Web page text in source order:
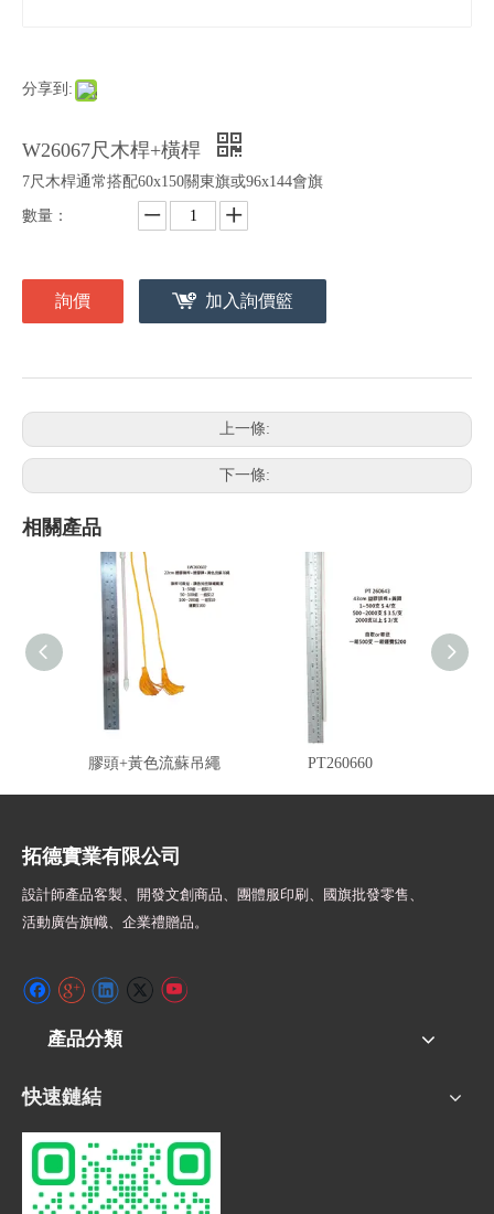
分享到:
W26067尺木桿+橫桿
7尺木桿通常搭配60x150關東旗或96x144會旗
數量：
詢價 加入詢價籃
上一條:
下一條:
相關產品
LW260602 塑膠旗桿+塑
膠頭+黃色流蘇吊繩
PT260643 白塑膠桿黃頭
PT260660
拓德實業有限公司
設計師產品客製、開發文創商品、團體服印刷、
國旗批發零售、
活動廣告旗幟、 企業禮贈品。
產品分類
快速鏈結